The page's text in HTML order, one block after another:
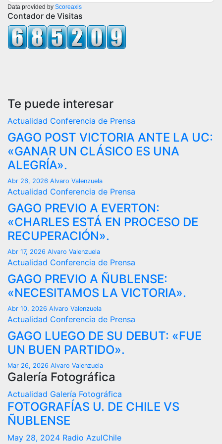
Data provided by Scoreaxis
Contador de Visitas
Te puede interesar
Actualidad Conferencia de Prensa
GAGO POST VICTORIA ANTE LA UC:
«GANAR UN CLÁSICO ES UNA
ALEGRÍA».
Abr 26, 2026 Alvaro Valenzuela
Actualidad Conferencia de Prensa
GAGO PREVIO A EVERTON:
«CHARLES ESTÁ EN PROCESO DE
RECUPERACIÓN».
Abr 17, 2026 Alvaro Valenzuela
Actualidad Conferencia de Prensa
GAGO PREVIO A ÑUBLENSE:
«NECESITAMOS LA VICTORIA».
Abr 10, 2026 Alvaro Valenzuela
Actualidad Conferencia de Prensa
GAGO LUEGO DE SU DEBUT: «FUE
UN BUEN PARTIDO».
Mar 26, 2026 Alvaro Valenzuela
Galería Fotográfica
Actualidad Galería Fotográfica
FOTOGRAFÍAS U. DE CHILE VS
ÑUBLENSE
May 28, 2024 Radio AzulChile